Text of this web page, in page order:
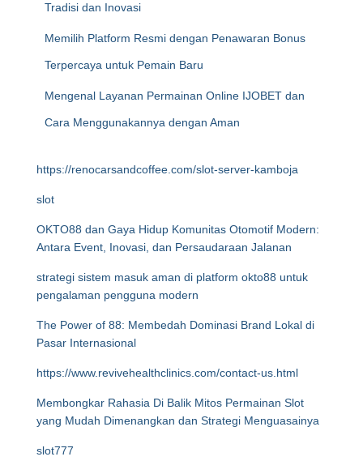
Tradisi dan Inovasi
Memilih Platform Resmi dengan Penawaran Bonus
Terpercaya untuk Pemain Baru
Mengenal Layanan Permainan Online IJOBET dan
Cara Menggunakannya dengan Aman
https://renocarsandcoffee.com/slot-server-kamboja
slot
OKTO88 dan Gaya Hidup Komunitas Otomotif Modern:
Antara Event, Inovasi, dan Persaudaraan Jalanan
strategi sistem masuk aman di platform okto88 untuk
pengalaman pengguna modern
The Power of 88: Membedah Dominasi Brand Lokal di
Pasar Internasional
https://www.revivehealthclinics.com/contact-us.html
Membongkar Rahasia Di Balik Mitos Permainan Slot
yang Mudah Dimenangkan dan Strategi Menguasainya
slot777